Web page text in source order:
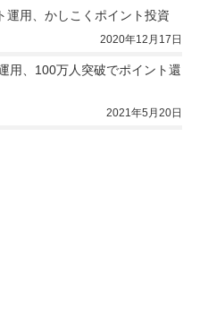
運用、かしこくポイント投資
2020年12月17日
用、100万人突破でポイント還
2021年5月20日